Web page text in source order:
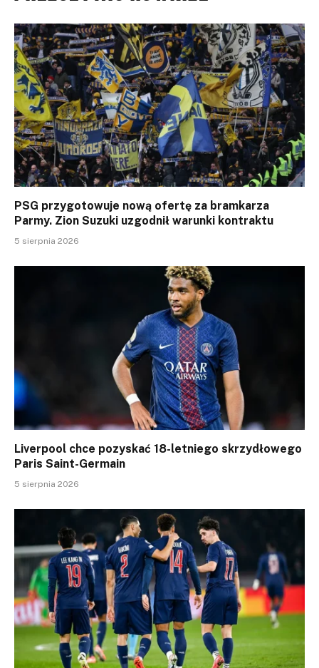
PSG przygotowuje nową ofertę za bramkarza
Parmy. Zion Suzuki uzgodnił warunki kontraktu
5 sierpnia 2026
Liverpool chce pozyskać 18-letniego skrzydłowego
Paris Saint-Germain
5 sierpnia 2026